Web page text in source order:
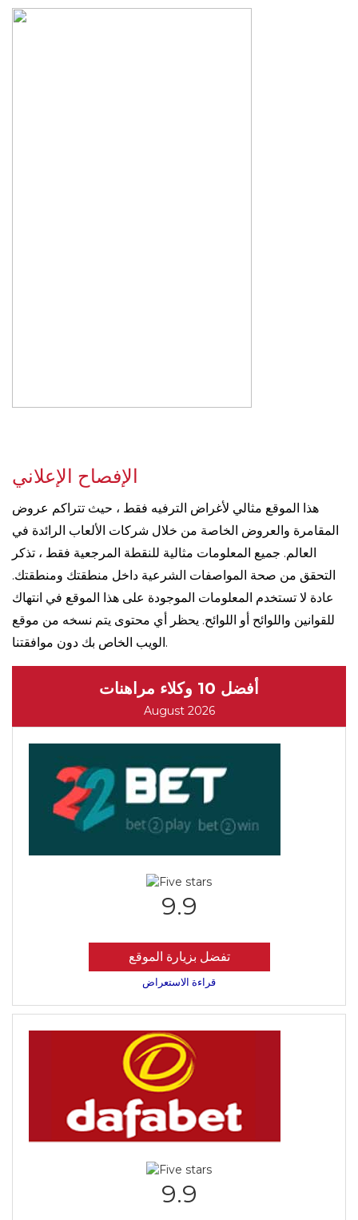
الإفصاح الإعلاني
هذا الموقع مثالي لأغراض الترفيه فقط ، حيث تتراكم عروض
المقامرة والعروض الخاصة من خلال شركات الألعاب الرائدة في
العالم. جميع المعلومات مثالية للنقطة المرجعية فقط ، تذكر
التحقق من صحة المواصفات الشرعية داخل منطقتك ومنطقتك.
عادة لا تستخدم المعلومات الموجودة على هذا الموقع في انتهاك
للقوانين واللوائح أو اللوائح. يحظر أي محتوى يتم نسخه من موقع
الويب الخاص بك دون موافقتنا.
أفضل 10 وكلاء مراهنات
August 2026
9.9
تفضل بزيارة الموقع
قراءة الاستعراض
9.9